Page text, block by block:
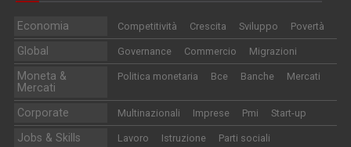
Economia Competitività Crescita Sviluppo Povertà
Global Governance Commercio Migrazioni
Moneta &
Mercati
Politica monetaria Bce Banche Mercati
Corporate Multinazionali Imprese Pmi Start-up
Jobs & Skills Lavoro Istruzione
Parti sociali